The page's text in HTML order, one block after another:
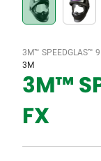
3M™ SPEEDGLAS™
3M
3M™
FX